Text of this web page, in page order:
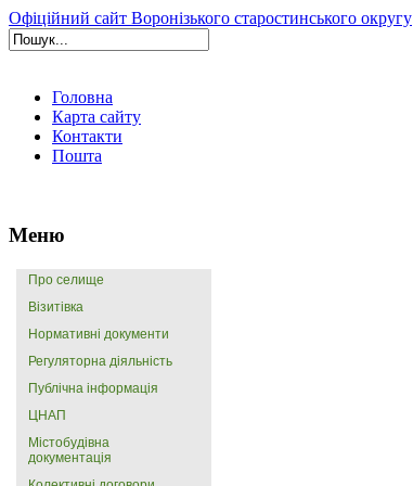
Офіційний сайт Воронізького старостинського округу
Головна
Карта сайту
Контакти
Пошта
Меню
Про селище
Візитівка
Нормативні документи
Регуляторна діяльність
Публічна інформація
ЦНАП
Містобудівна
документація